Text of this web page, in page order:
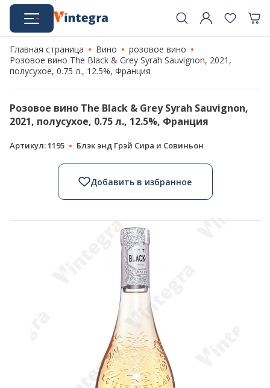
Главная страница Вино
розовое вино
Розовое вино The Black & Grey Syrah Sauvignon, 2021,
полусухое, 0.75 л., 12.5%, Франция
Розовое вино The Black & Grey Syrah Sauvignon,
2021, полусухое, 0.75 л., 12.5%, Франция
Артикул: 1195 Блэк энд Грэй Сира и Совиньон
Добавить в избранное